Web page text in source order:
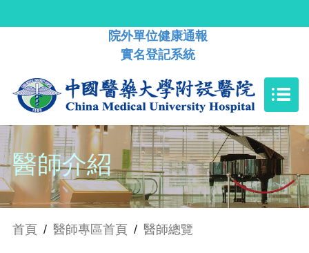
院外單位健康通報
實名登記系統
醫師介紹
首頁 / 醫師專區首頁 / 醫師總覽